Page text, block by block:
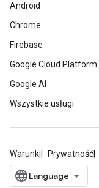
Android
Chrome
Firebase
Google Cloud Platform
Google AI
Wszystkie usługi
Warunki Prywatność